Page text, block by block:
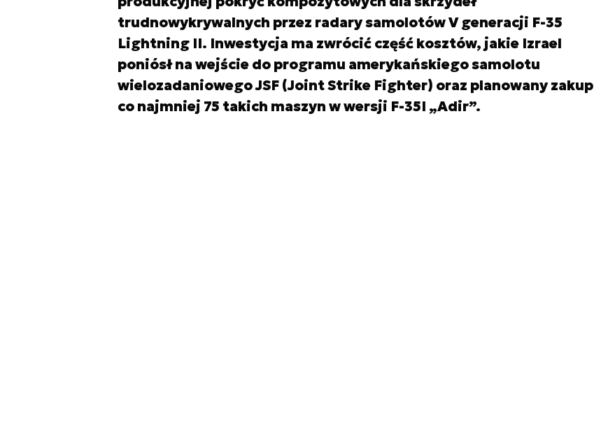
trudnowykrywalnych przez radary samolotów V generacji F-35
Lightning II. Inwestycja ma zwrócić część kosztów, jakie Izrael
poniósł na wejście do programu amerykańskiego samolotu
wielozadaniowego JSF (Joint Strike Fighter) oraz planowany zakup
co najmniej 75 takich maszyn w wersji F-35I „Adir”.